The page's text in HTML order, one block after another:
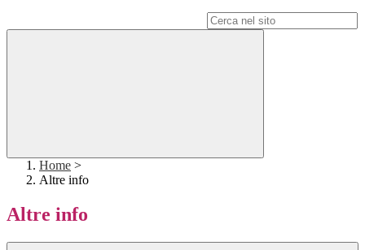
Home >
Altre info
Altre info